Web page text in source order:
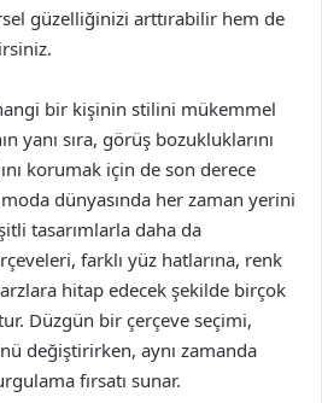
güzelliğinizi arttırabilir hem de
bir kişinin stilini mükemmel
yanı sıra, görüş bozukluklarını
korumak için de son derece
dünyasında her zaman yerini
tasarımlarla daha da
farklı yüz hatlarına, renk
hitap edecek şekilde birçok
Düzgün bir çerçeve seçimi,
değiştirirken, aynı zamanda
fırsatı sunar.